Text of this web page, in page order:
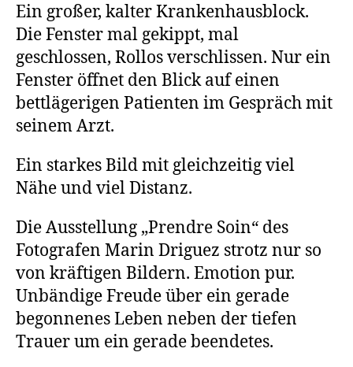
Ein großer, kalter Krankenhausblock.
Die Fenster mal gekippt, mal
geschlossen, Rollos verschlissen. Nur ein
Fenster öffnet den Blick auf einen
bettlägerigen Patienten im Gespräch mit
seinem Arzt.
Ein starkes Bild mit gleichzeitig viel
Nähe und viel Distanz.
Die Ausstellung „Prendre Soin“ des
Fotografen Marin Driguez strotz nur so
von kräftigen Bildern. Emotion pur.
Unbändige Freude über ein gerade
begonnenes Leben neben der tiefen
Trauer um ein gerade beendetes.